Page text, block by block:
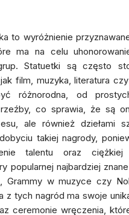
to wyróżnienie
ma na celu
Statuetki są często
film, muzyka, literatura
różnorodna, od
co sprawia, że są
ale również dziełami
takiej nagrody,
talentu oraz
popularnej najbardziej
Grammy w muzyce czy
z tych nagród ma swoje
ceremonie wręczenia,